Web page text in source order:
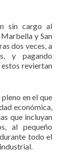
sin cargo al
y San
dos veces, a
y pagando
estos reviertan
en el que
económica,
que incluyan
al pequeño
todo el